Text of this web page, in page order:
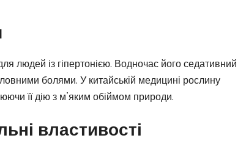
людей із гіпертонією. Водночас його седативний
болями. У китайській медицині рослину
її дію з м’яким обіймом природи.
властивості